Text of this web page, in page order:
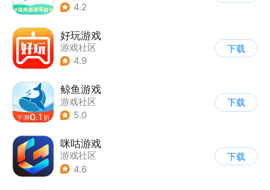
4.2
好玩游戏
游戏社区
4.9
下载
鲸鱼游戏
游戏社区
5.0
下载
咪咕游戏
游戏社区
4.6
下载